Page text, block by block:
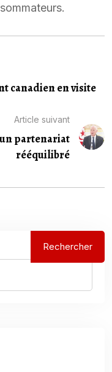
canadien en visite
Article suivant
partenariat
rééquilibré
Rechercher